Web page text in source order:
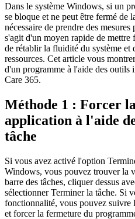
Dans le système Windows, si un
se bloque et ne peut être fermé de
nécessaire de prendre des
s'agit d'un moyen rapide de mettre
de rétablir la fluidité du système et
ressources. Cet article vous
d'un programme à l'aide des outils
Care 365.
Méthode 1 : Forcer
application à l'aide
tâche
Si vous avez activé l'option
Windows, vous pouvez trouver la
barre des tâches, cliquer dessus
sélectionner Terminer la tâche. Si
fonctionnalité, vous pouvez suivre
et forcer la fermeture du